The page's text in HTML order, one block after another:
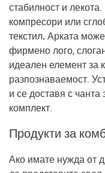
стабилност и
компресори или
текстил. Арката
фирмено лого,
идеален елемент за
разпознаваемост.
и се доставя с чанта
комплект.
Продукти за
Ако имате нужда от